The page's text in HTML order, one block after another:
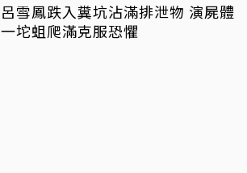
呂雪鳳跌入糞坑沾滿排泄物 演屍體
一坨蛆爬滿克服恐懼